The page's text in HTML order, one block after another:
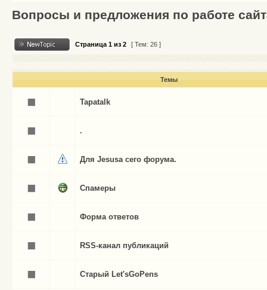
Вопросы и предложения по работе
Страница 1 из 2 [ Тем: 26 ]
Темы
Tapatalk
.
Для Jesusа сего форума.
Спамеры
Форма ответов
RSS-канал публикаций
Старый Let'sGoPens